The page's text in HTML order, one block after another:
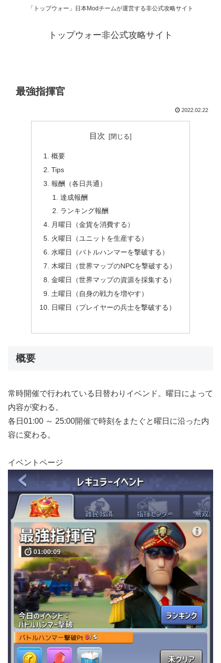
「トップウォー」日本Modチームが運営する非公式攻略サイト
トップウォー非公式攻略サイト
最強指揮官
2022.02.22
目次
概要
Tips
報酬（各日共通）
達成報酬
ランキング報酬
月曜日（金貨を消費する）
火曜日（ユニットを生産する）
水曜日（バトルハンマーを撃破する）
木曜日（世界マップのNPCを撃破する）
金曜日（世界マップの資源を採集する）
土曜日（自身の戦力を増やす）
日曜日（プレイヤーの兵士を撃破する）
概要
常時開催で行われている日替わりイベンド。曜日によって
内容が変わる。
各日01:00 ～ 25:00開催で時刻をまたぐと曜日に沿った内
容に変わる。
イベントページ